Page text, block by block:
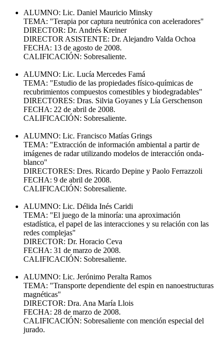
ALUMNO: Lic. Daniel Mauricio Minsky
TEMA: "Terapia por captura neutrónica con aceleradores"
DIRECTOR: Dr. Andrés Kreiner
DIRECTOR ASISTENTE: Dr. Alejandro Valda Ochoa
FECHA: 13 de agosto de 2008.
CALIFICACIÓN: Sobresaliente.
ALUMNO: Lic. Lucía Mercedes Famá
TEMA: "Estudio de las propiedades físico-químicas de
recubrimientos compuestos comestibles y biodegradables"
DIRECTORES: Dras. Silvia Goyanes y Lía Gerschenson
FECHA: 22 de abril de 2008.
CALIFICACIÓN: Sobresaliente.
ALUMNO: Lic. Francisco Matías Grings
TEMA: "Extracción de información ambiental a partir de
imágenes de radar utilizando modelos de interacción onda-
blanco"
DIRECTORES: Dres. Ricardo Depine y Paolo Ferrazzoli
FECHA: 9 de abril de 2008.
CALIFICACIÓN: Sobresaliente.
ALUMNO: Lic. Délida Inés Caridi
TEMA: "El juego de la minoría: una aproximación
estadística, el papel de las interacciones y su relación con las
redes complejas"
DIRECTOR: Dr. Horacio Ceva
FECHA: 31 de marzo de 2008.
CALIFICACIÓN: Sobresaliente.
ALUMNO: Lic. Jerónimo Peralta Ramos
TEMA: "Transporte dependiente del espin en nanoestructuras
magnéticas"
DIRECTOR: Dra. Ana María Llois
FECHA: 28 de marzo de 2008.
CALIFICACIÓN: Sobresaliente con mención especial del
jurado.